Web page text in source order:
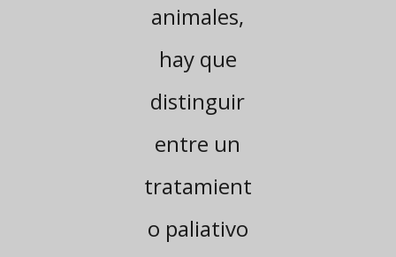
animales,
hay que
distinguir
entre un
tratamient
o paliativo